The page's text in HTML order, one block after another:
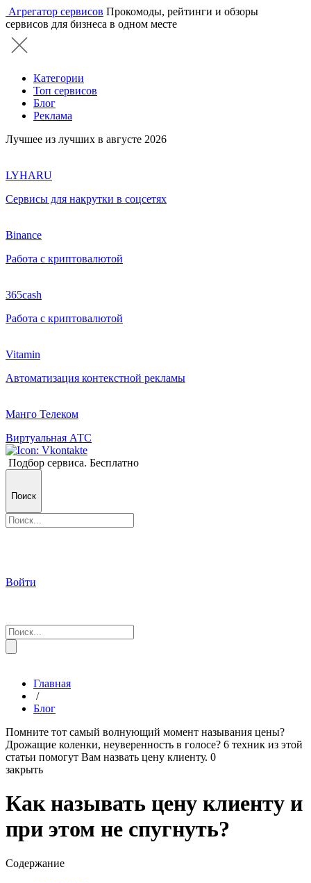
Агрегатор сервисов Прокомоды, рейтинги и обзоры
сервисов для бизнеса в одном месте
Категории
Топ сервисов
Блог
Реклама
Лучшее из лучших в августе 2026
LYHARU
Сервисы для накрутки в соцсетях
Binance
Работа с криптовалютой
365cash
Работа с криптовалютой
Vitamin
Автоматизация контекстной рекламы
Манго Телеком
Виртуальная АТС
Подбор сервиса. Бесплатно
Поиск
Войти
Главная
/
Блог
Помните тот самый волнующий момент называния цены?
Дрожащие коленки, неуверенность в голосе? 6 техник из этой
статьи помогут Вам назвать цену клиенту. 0
закрыть
Как называть цену клиенту и
при этом не спугнуть?
Содержание